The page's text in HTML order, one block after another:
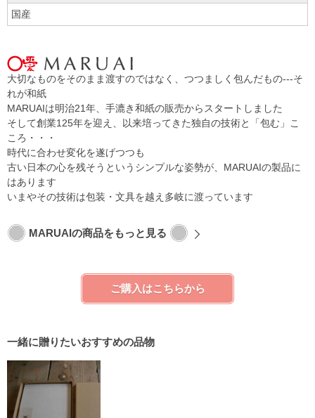
国産
大切なものをそのまま渡すのではなく、つつましく包んだもの---そ
れが和紙
MARUAIは明治21年、手漉き和紙の販売からスタートしました
そして創業125年を迎え、以来培ってきた独自の技術と「包む」こ
ころ・・・
時代に合わせ変化を遂げつつも
古い日本の心を残そうというシンプルな姿勢が、MARUAIの製品に
はあります
いまやその技術は包装・文具を越え多岐に渡っています
MARUAIの商品をもっと見る
ご購入はこちらから
一緒に贈りたいおすすめの品物